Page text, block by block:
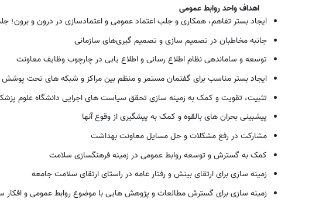
اهداف واحد روابط عمومی
ایجاد بستر تفاهم، همکاری و جلب اعتماد عمومی و اعتمادسازی در درون و
جانبه مخاطبان در تصمیم سازی و تصمیم گیری‌های سازمانی
توسعه و ساماندهی نظام اطلاع رسانی و اطلاع یابی در چارچوب وظایف معاونت
ایجاد بستر مناسب برای گفتمان مستمر و منظم بین مراکز و شبکه های تحت
تثبیت، تقویت و کمک به زمینه سازی تحقق سیاست های اجرایی دانشگاه علوم
پیشبینی بحران های بالقوه و کمک به پیشگیری از وقوع آنها
مشارکت در رفع مشکلات و حل مسایل معاونت بهداشت
کمک به گسترش و توسعه روابط عمومی در زمینه فرهنگسازی سلامت
زمینه سازی برای ارتقای بینش و رفتار عامه در راستای ارتقای سلامت جامعه
زمینه سازی برای گسترش مطالعات و پژوهش هایی با موضوع روابط عمومی و افکار